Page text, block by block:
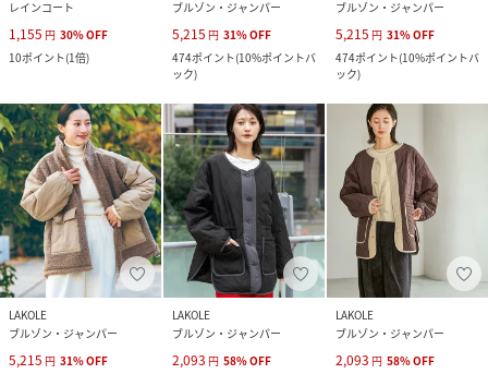
レインコート
1,155 円 30%OFF
10ポイント(1倍)
ブルゾン・ジャンパー
5,215 円 31%OFF
474ポイント(10%ポイントバ
ック)
ブルゾン・ジャンパー
5,215 円 31%OFF
474ポイント(10%ポイントバ
ック)
LAKOLE
ブルゾン・ジャンパー
5,215 円 31%OFF
LAKOLE
ブルゾン・ジャンパー
2,093 円 58%OFF
LAKOLE
ブルゾン・ジャンパー
2,093 円 58%OFF